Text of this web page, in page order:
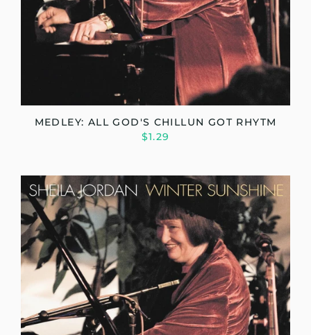
MEDLEY: ALL GOD'S CHILLUN GOT RHYTM
$1.29